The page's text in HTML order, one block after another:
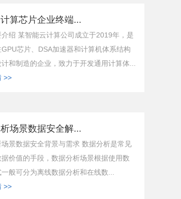
算芯片企业终端...
绍 某智能云计算公司成立于2019年，是
芯片、DSA加速器和计算机体系结构
和制造的企业，致力于开发通用计算体...
>>
场景数据安全解...
景数据安全背景与需求 数据分析是常见
据价值的手段，数据分析场景根据使用数
般可分为离线数据分析和在线数...
>>